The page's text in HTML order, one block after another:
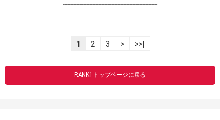
----------------------------------------------------------------
1 2 3 > >>|
RANK1トップページに戻る